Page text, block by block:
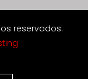
reservados.